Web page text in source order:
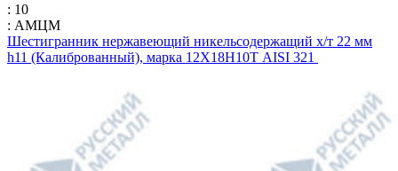
: 10
: АМЦМ
Шестигранник нержавеющий никельсодержащий х/т 22 мм
h11 (Калиброванный), марка 12Х18Н10Т AISI 321